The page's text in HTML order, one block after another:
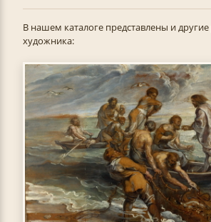
В нашем каталоге представлены и
художника: